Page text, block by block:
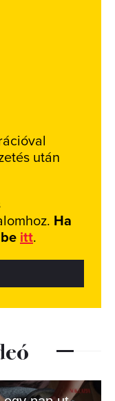
után
Ha
itt.